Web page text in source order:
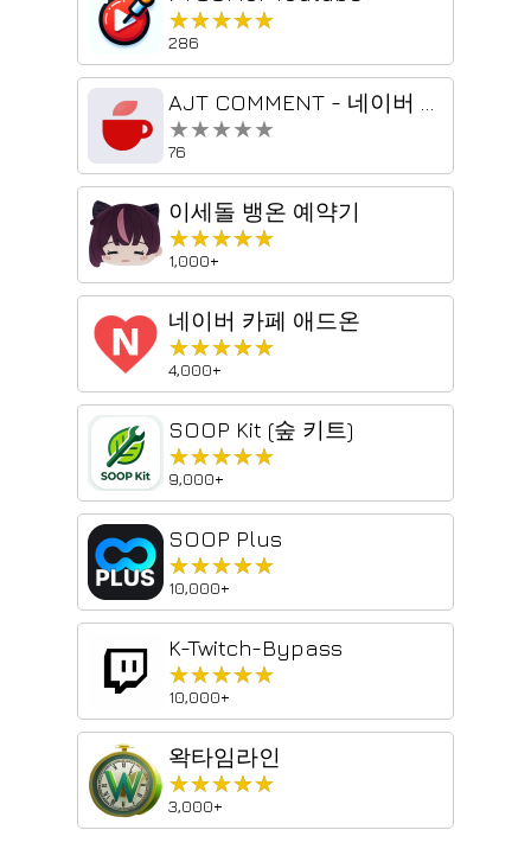
★★★★★
★★★★★
286
★★★★★
★★★★★
76
이세돌 뱅온 예약기
★★★★★
★★★★★
1,000+
네이버 카페 애드온
★★★★★
★★★★★
4,000+
SOOP Kit (숲 키트)
★★★★★
★★★★★
9,000+
SOOP Plus
★★★★★
★★★★★
10,000+
K-Twitch-Bypass
★★★★★
★★★★★
10,000+
왁타임라인
★★★★★
★★★★★
3,000+